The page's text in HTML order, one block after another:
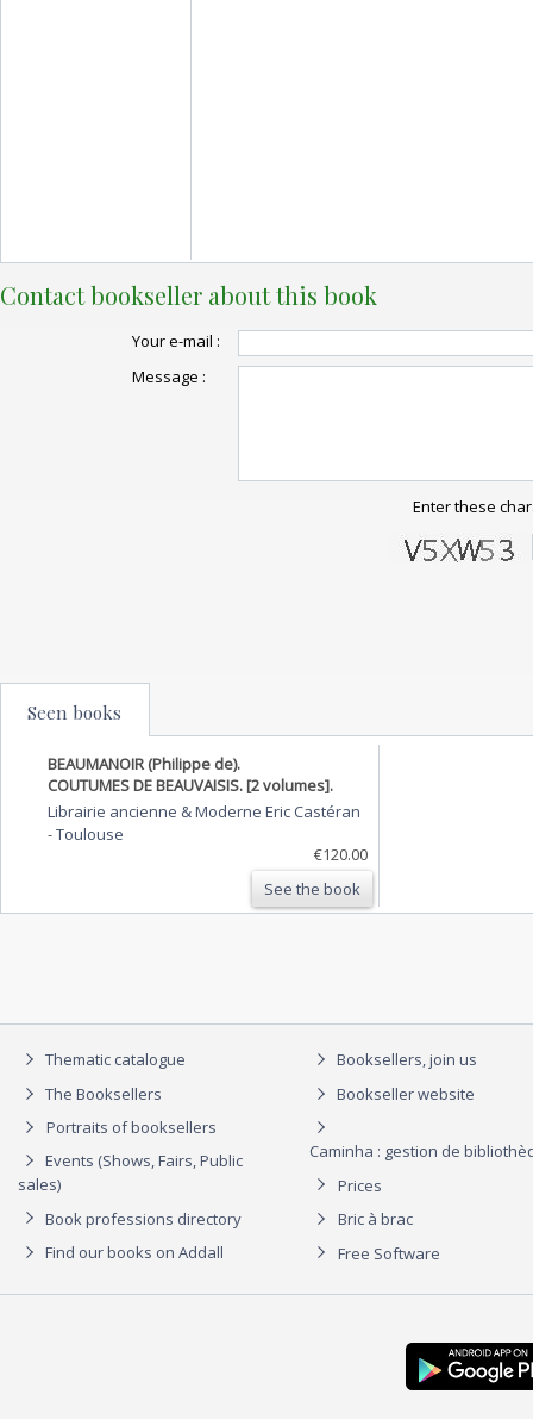
Contact bookseller about this book
Your e-mail :
Message :
Enter these
Seen books
BEAUMANOIR (Philippe de).
COUTUMES DE BEAUVAISIS. [2 volumes].
Librairie ancienne & Moderne Eric Castéran
-Toulouse
€120.00
See the book
Thematic catalogue
The Booksellers
Portraits of booksellers
Events (Shows, Fairs, Public
sales)
Book professions directory
Find our books on Addall
Booksellers, join us
Bookseller website
Caminha : gestion de
Prices
Bric à brac
Free Software